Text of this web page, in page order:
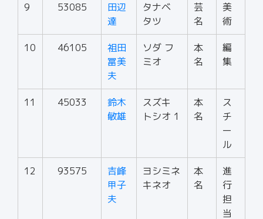
9 53085
田辺
達
タナベ
タツ
芸
名
美
術
10 46105
祖田
冨美
夫
ソダ フ
ミオ
本
名
編
集
11 45033
鈴木
敏雄
スズキ
トシオ 1
本
名
ス
チ
ー
ル
12 93575
吉峰
甲子
夫
ヨシミネ
キネオ
本
名
進
行
担
当